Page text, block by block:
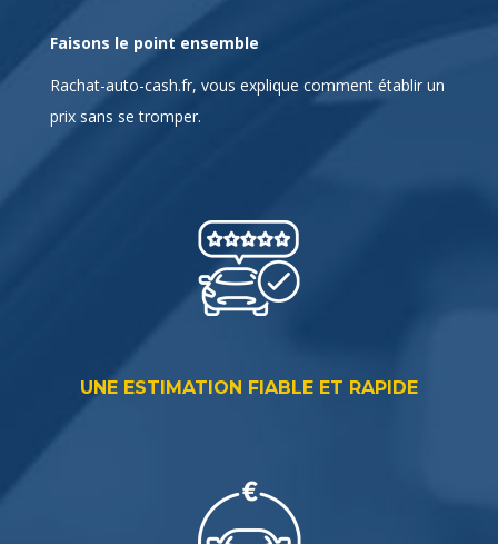
Faisons le point ensemble
Rachat-auto-cash.fr, vous explique comment établir un
prix sans se tromper.
UNE ESTIMATION FIABLE ET RAPIDE